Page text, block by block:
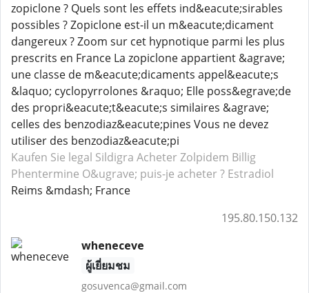
zopiclone ? Quels sont les effets ind&eacute;sirables
possibles ? Zopiclone est-il un m&eacute;dicament
dangereux ? Zoom sur cet hypnotique parmi les plus
prescrits en France La zopiclone appartient &agrave;
une classe de m&eacute;dicaments appel&eacute;s
&laquo; cyclopyrrolones &raquo; Elle poss&egrave;de
des propri&eacute;t&eacute;s similaires &agrave;
celles des benzodiaz&eacute;pines Vous ne devez
utiliser des benzodiaz&eacute;pi
Kaufen Sie legal Sildigra Acheter Zolpidem Billig
Phentermine O&ugrave; puis-je acheter ? Estradiol
Reims &mdash; France
195.80.150.132
wheneceve
ผู้เยี่ยมชม
gosuvenca@gmail.com